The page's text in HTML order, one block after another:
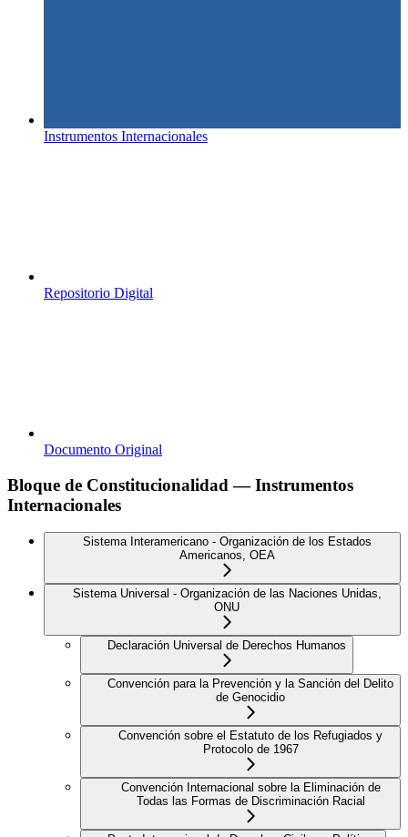
Instrumentos Internacionales
Repositorio Digital
Documento Original
Bloque de Constitucionalidad — Instrumentos
Internacionales
Sistema Interamericano - Organización de los Estados
Americanos, OEA
Sistema Universal - Organización de las Naciones Unidas,
ONU
Declaración Universal de Derechos Humanos
Convención para la Prevención y la Sanción del Delito
de Genocidio
Convención sobre el Estatuto de los Refugiados y
Protocolo de 1967
Convención Internacional sobre la Eliminación de
Todas las Formas de Discriminación Racial